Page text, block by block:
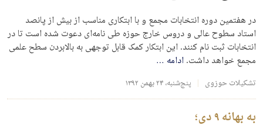
در هفتمین دوره انتخابات مجمع و با ابتکاری مناسب از بیش از پانصد
استاد سطوح عالی و دروس خارج حوزه طی نامه‌ای دعوت شده است تا در
انتخابات ثبت نام کنند. این ابتکار کمک قابل توجهی به بالابردن سطح علمی
مجمع خواهد داشت.ادامه …
تشکیلات حوزوی پنج‌شنبه، ۲۴ بهمن ۱۳۹۲
به بهانه ۹ دی؛